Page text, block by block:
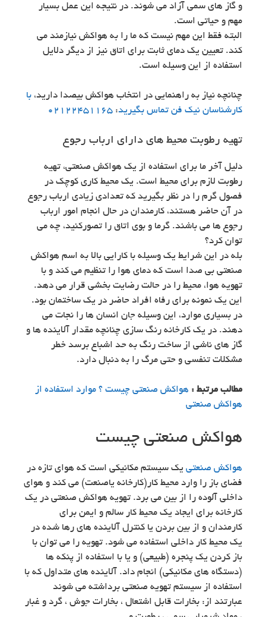
و گاز های سمی آزاد می شوند. در نتیجه این عمل بسیار
مهم و حیاتی است.
البته فقط این مهم نیست که ما را به هواکش نیازمند می
کند. تعیین یک دمای ثابت برای اتاق نیز از دیگر دلایل
استفاده از این وسیله است.
چنانچه نیاز به راهنمایی در انتخاب هواکش بیصدا دارید، با
کارشناسان نیک فن تماس بگیرید:
02122451165
تهیه رطوبت محیط های دارای ارباب رجوع
دلیل آخر ما برای استفاده از یک هواکش صنعتی، تهیه
رطوبت لازم برای محیط است. یک محیط کاری کوچک در
فصول گرم را در نظر بگیرید که تعدادی زیادی ارباب رجوع
در آن حاضر هستند، کارمندان در حال انجام امور ارباب
رجوع ها می باشند. گرما و بوی اتاق را تصورکنید، چه می
توان کرد؟
بله در این شرایط یک وسیله با کارایی بالا به اسم هواکش
صنعتی بی صدا است که دمای هوا را تنظیم می کند و با
تهویه هوا، محیط را در حالت رضایت بخشی قرار می دهد.
این یک نمونه برای رفاه افراد حاضر در یک ساختمان بود.
در بسیاری موارد، این وسیله جان انسان ها را نجات می
دهند. در یک کارخانه رنگ سازی چنانچه مقدار آلاینده ها و
گاز های ناشی از ساخت رنگ به حد اشباع برسد خطر
مشکلات تنفسی و حتی مرگ را به دنبال دارد.
مطالب مرتبط : هواکش صنعتی چیست ؟ موارد استفاده از
هواکش صنعتی
هواکش صنعتی چیست
هواکش صنعتی یک سیستم مکانیکی است که هوای تازه در
فضای باز را وارد محیط کار(کارخانه یاصنعت) می کند و هوای
داخلی آلوده را از بین می برد. تهویه هواکش صنعتی در یک
کارخانه برای ایجاد یک محیط کار سالم و ایمن برای
کارمندان و از بین بردن یا کنترل آلاینده های رها شده در
یک محیط کار داخلی استفاده می شود. تهویه را می توان با
باز کردن یک پنجره (طبیعی) و یا با استفاده از پنکه ها
(دستگاه های مکانیکی) انجام داد. آلاینده های متداول که با
استفاده از سیستم تهویه صنعتی برداشته می شوند
عبارتند از: بخارات قابل اشتعال ، بخارات جوش ، گرد و غبار